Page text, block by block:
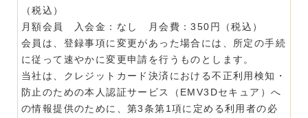
（税込）
月額会員 入会金：なし 月会費：350円（税込）
会員は、登録事項に変更があった場合には、所定の手続
に従って速やかに変更申請を行うものとします。
当社は、クレジットカード決済における不正利用検知・
防止のための本人認証サービス（EMV3Dセキュア）へ
の情報提供のために、第3条第1項に定める利用者の必